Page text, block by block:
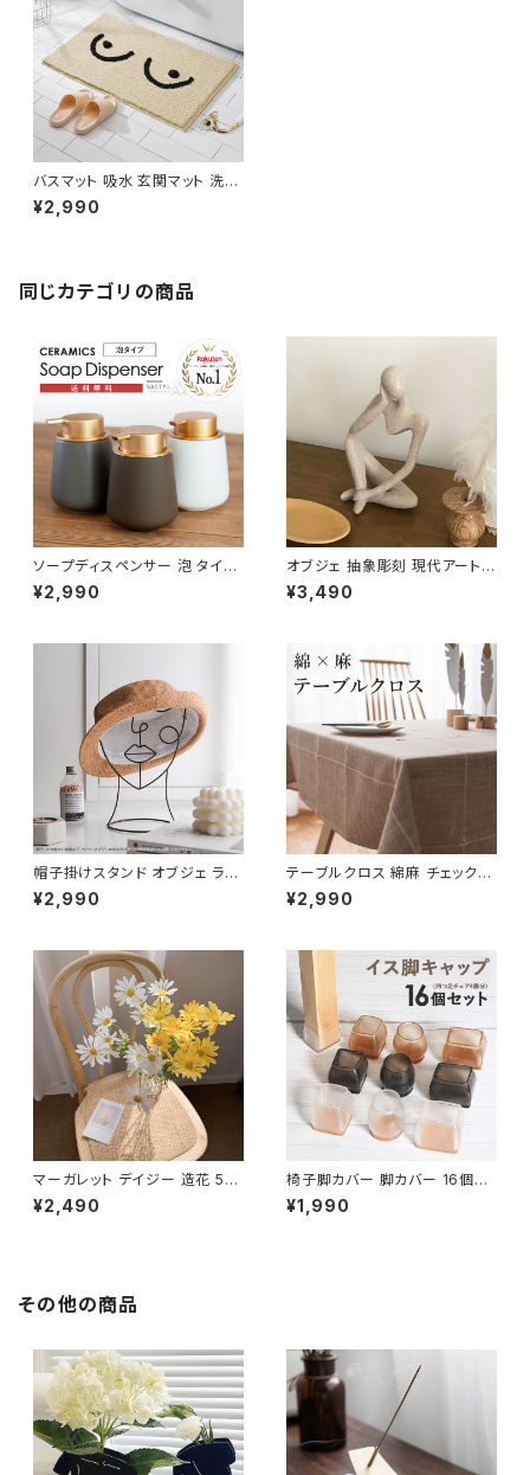
バスマット 吸水 玄関マット 洗面
所 北欧 モダン 韓国風 滑止め
NTBM002
¥2,990
同じカテゴリの商品
ソープディスペンサー 泡 タイプ
陶器 おしゃれ 詰め替え容器 SP
DP001
¥2,990
オブジェ 抽象彫刻 現代アート
インテリア 置物 装飾 おしゃれ
OBJE001
¥3,490
帽子掛けスタンド オブジェ ライ
ンアート アイアン フェイス OBJ
E002
¥2,990
テーブルクロス 綿麻 チェック
長方形 おしゃれ 北欧 かわいい
TBCL001
¥2,990
マーガレット デイジー 造花 5本
セット インテリア FLW-DSY
¥2,490
椅子脚カバー 脚カバー 16個セ
ット シリコン 足カバー キャップ
CLCP001-16P
¥1,990
その他の商品